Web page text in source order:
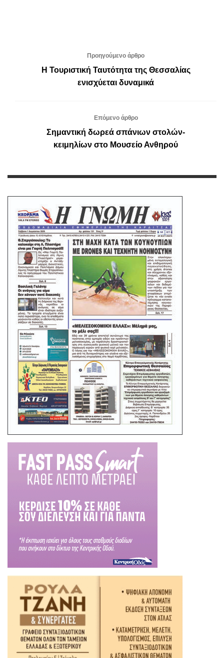
Προηγούμενο άρθρο
Η Τουριστική Ταυτότητα της Θεσσαλίας
ενισχύεται δυναμικά
Επόμενο άρθρο
Σημαντική δωρεά σπάνιων στολών-
κειμηλίων στο Μουσείο Ανθηρού